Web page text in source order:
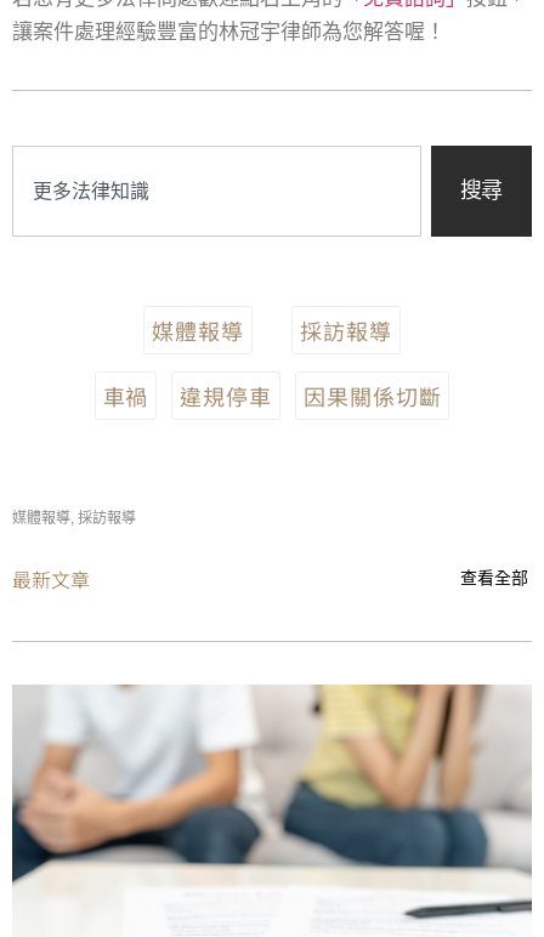
讓案件處理經驗豐富的林冠宇律師為您解答喔！
搜尋
媒體報導 採訪報導
車禍 違規停車 因果關係切斷
媒體報導, 採訪報導
最新文章 查看全部